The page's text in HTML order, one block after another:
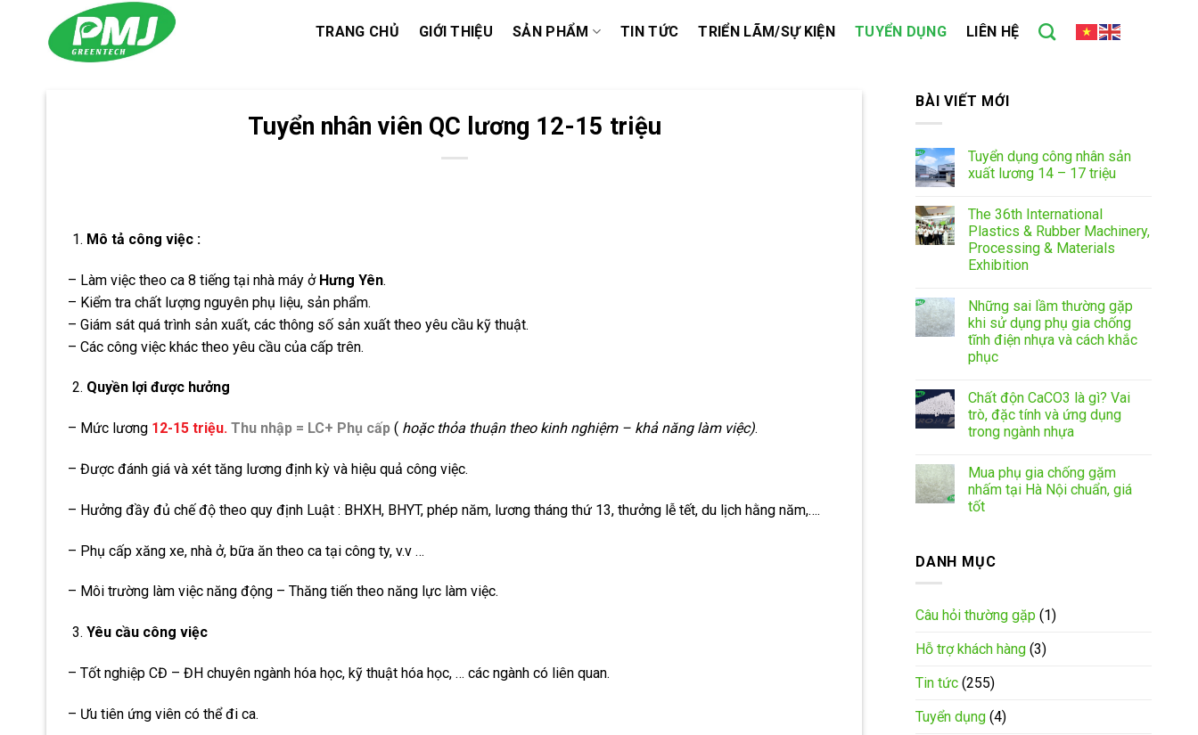
TRANG CHỦ GIỚI THIỆU SẢN PHẨM TIN TỨC TRIỂN LÃM/SỰ KIỆN TUYỂN DỤNG LIÊN HỆ
Tuyển nhân viên QC lương 12-15 triệu
Mô tả công việc :
– Làm việc theo ca 8 tiếng tại nhà máy ở Hưng Yên.
– Kiểm tra chất lượng nguyên phụ liệu, sản phẩm.
– Giám sát quá trình sản xuất, các thông số sản xuất theo yêu cầu kỹ thuật.
– Các công việc khác theo yêu cầu của cấp trên.
Quyền lợi được hưởng
– Mức lương 12-15 triệu. Thu nhập = LC+ Phụ cấp ( hoặc thỏa thuận theo kinh nghiệm – khả năng làm việc).
– Được đánh giá và xét tăng lương định kỳ và hiệu quả công việc.
– Hưởng đầy đủ chế độ theo quy định Luật : BHXH, BHYT, phép năm, lương tháng thứ 13, thưởng lễ tết, du lịch hằng năm,….
– Phụ cấp xăng xe, nhà ở, bữa ăn theo ca tại công ty, v.v …
– Môi trường làm việc năng động – Thăng tiến theo năng lực làm việc.
Yêu cầu công việc
– Tốt nghiệp CĐ – ĐH chuyên ngành hóa học, kỹ thuật hóa học, … các ngành có liên quan.
– Ưu tiên ứng viên có thể đi ca.
BÀI VIẾT MỚI
Tuyển dụng công nhân sản
xuất lương 14 – 17 triệu
The 36th International
Plastics & Rubber Machinery,
Processing & Materials
Exhibition
Những sai lầm thường gặp
khi sử dụng phụ gia chống
tĩnh điện nhựa và cách khắc
phục
Chất độn CaCO3 là gì? Vai
trò, đặc tính và ứng dụng
trong ngành nhựa
Mua phụ gia chống gặm
nhấm tại Hà Nội chuẩn, giá
tốt
DANH MỤC
Câu hỏi thường gặp (1)
Hỗ trợ khách hàng (3)
Tin tức (255)
Tuyển dụng (4)